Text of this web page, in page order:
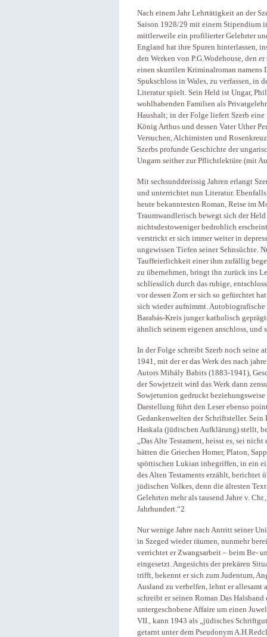
Nach einem Jahr Lehrtätigkeit an der
Saison 1928/29 mit einem Stipendium
mittlerweile ein profilierter Gelehrter
England hat ihre Spuren hinterlassen,
den Werken von P.G.Wodehouse, den
einen skurrilen Kriminalroman namens
Spukschloss in Wales, zu verfassen, in
Literatur spielt. Sein Held ist Ungar,
wohlhabenden Familien als
Haushalt; in der Folge liefert Szerb
König Arthus und dessen Vater Uther
Versuchen, Alchimisten und
Szerbs profunde Geschichte der
Ungarn seither zur Pflichtlektüre (mit
Mit sechsunddreissig Jahren erlangt
und unterrichtet nun Literatur.
heute bekanntesten Roman, Reise im
Traumwandlerisch bewegt sich der
nichtsdestoweniger bedrohlich
verstrickt er sich immer weiter in
ungewissen Tiefen seiner Sehnsüchte.
Tauffeierlichkeit einer ihm zufällig
zu übernehmen, bringt ihn zurück ins
schliesslich durch das ruhige,
vor dessen Zorn er sich so gefürchtet
sich wieder aufnimmt. Autobiografische
Barabás-Kreis junger katholisch
ähnlich seinem eigenen anschloss, und
In der Folge schreibt Szerb noch seine
1941, mit der er das Werk des nach
Autors Mihály Babits (1883-1941),
der Sowjetzeit wird das Werk dann
Sowjetunion gedruckt beziehungsweise
Darstellung führt den Leser ebenso
Gedankenwelten der Schriftsteller.
Haskala (jüdischen Aufklärung) stellt,
„Das Alte Testament, heisst es, sei
hätten die Griechen Homer, Platon,
spöttischen Lukian inbegriffen, in ein
des Alten Testaments erzählt, berichtet
jüdischen Volkes, denn die ältesten
Gelehrten mehr als tausend Jahre v.
Jahrhundert.“2
Nur wenige Jahre nach Antritt seiner
in Szeged wieder räumen, nunmehr
verrichtet er Zwangsarbeit – beim Be-
eingesetzt. Angesichts der prekären
trifft, bekennt er sich zum Judentum,
Ausland zu verhelfen, lehnt er allesamt
schreibt er seinen Roman Das
untergeschobene Affaire um einen
VII., kann 1943 als „jüdisches
getarnt unter dem Pseudonym